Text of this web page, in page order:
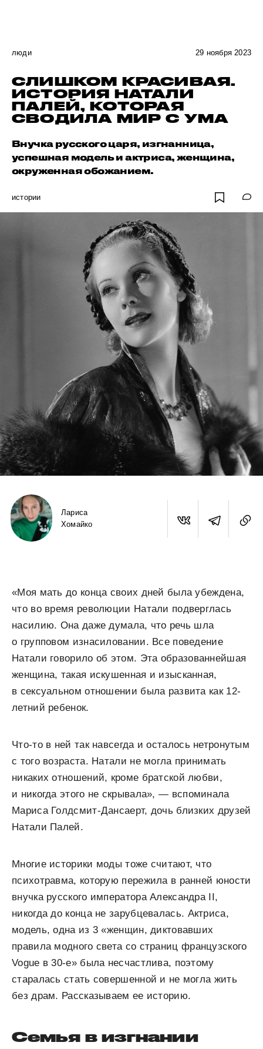
люди 29 ноября 2023
СЛИШКОМ КРАСИВАЯ.
ИСТОРИЯ НАТАЛИ
ПАЛЕЙ, КОТОРАЯ
СВОДИЛА МИР С УМА
Внучка русского царя, изгнанница,
успешная модель и актриса, женщина,
окруженная обожанием.
истории
Лариса
Хомайко
«Моя мать до конца своих дней была убеждена,
что во время революции Натали подверглась
насилию. Она даже думала, что речь шла
о групповом изнасиловании. Все поведение
Натали говорило об этом. Эта образованнейшая
женщина, такая искушенная и изысканная,
в сексуальном отношении была развита как 12-
летний ребенок.
Что-то в ней так навсегда и осталось нетронутым
с того возраста. Натали не могла принимать
никаких отношений, кроме братской любви,
и никогда этого не скрывала», — вспоминала
Мариса Голдсмит-Дансаерт, дочь близких друзей
Натали Палей.
Многие историки моды тоже считают, что
психотравма, которую пережила в ранней юности
внучка русского императора Александра II,
никогда до конца не зарубцевалась. Актриса,
модель, одна из 3 «женщин, диктовавших
правила модного света со страниц французского
Vogue в 30-е» была несчастлива, поэтому
старалась стать совершенной и не могла жить
без драм. Рассказываем ее историю.
Семья в изгнании